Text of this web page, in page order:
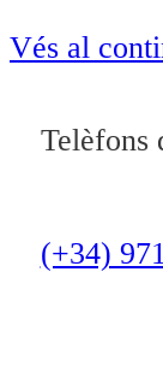
Vés al
Telèfons
(+34)
OCI